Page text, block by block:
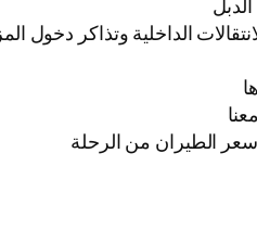
الداخلية وتذاكر دخول
الطيران من الرحلة